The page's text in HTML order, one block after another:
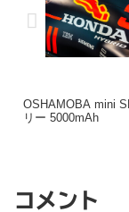
OSHAMOBA mini
リー 5000mAh
コメント